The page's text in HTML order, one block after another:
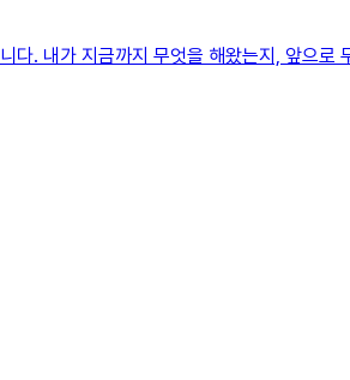
. 내가 지금까지 무엇을 해왔는지, 앞으로